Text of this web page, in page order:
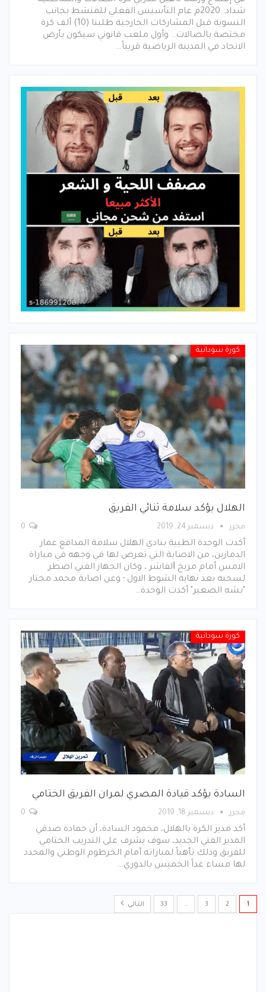
شداد: 2020م عام التأسيس الفعلي للمنشط بجانب
النسوية قبل المشاركات الخارجية طلبنا (10) ألف كرة
مختصة بالصالات.. وأول ملعب قانوني سيكون بأرض
الاتحاد في المدينة الرياضية قريباً…
كورة سودانية
الهلال يؤكد سلامة ثنائي الفريق
محرر ديسمبر 24, 2019
أكدت الوحدة الطبية بنادي الهلال سلامة المدافع عمار
الدمازين، من الاصابة التي تعرض لها في وجهه في مباراة
الامس أمام مريخ ﺍﻟﻔﺎﺷﺮ ، وكان الجهاز الفني اضطر
لسحبه بعد نهاية الشوط الاول ؛ وعن اصابة محمد مختار
"بشه الصغير" أكدت الوحدة…
كورة سودانية
السادة يؤكد قيادة المصري لمران الفريق الختامي
محرر ديسمبر 18, 2019
أكد مدير الكرة بالهلال، محمود السادة، أن حمادة صدقي
المدير الفني الجديد، سوف يشرف على التدريب الختامي
للفريق وذلك تأهباً لمباراته أمام الخرطوم الوطني والمحدد
لها مساء ﻏﺪاً الخميس بالدوري…
1
2
3
…
33 التالي